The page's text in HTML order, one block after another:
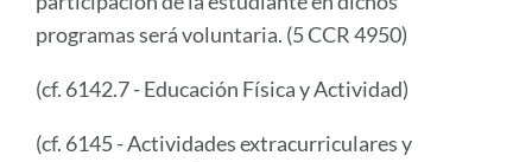
programas será voluntaria. (5 CCR 4950)
(cf. 6142.7 - Educación Física y Actividad)
(cf. 6145 - Actividades extracurriculares y